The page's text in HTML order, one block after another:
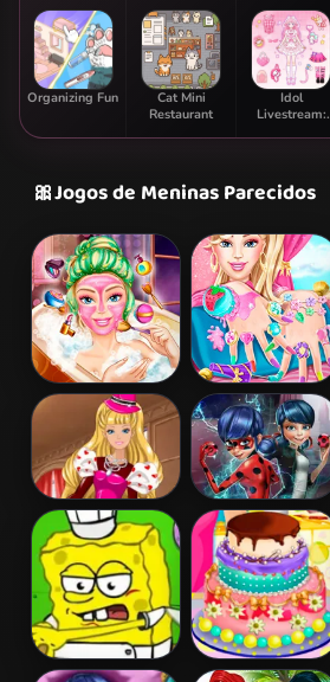
Organizing Fun
Cat Mini
Restaurant
Idol
Livestream:
🎀Jogos de Meninas Parecidos
Barbie Beauty
Bath
Barbie Nails
Spa
Barbie's
Valentine's
Patchwork
Dress
Ladybug Secret
Mission